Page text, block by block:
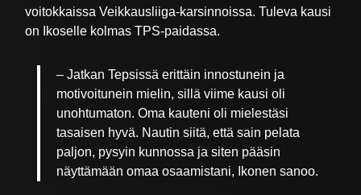
voitokkaissa Veikkausliiga-karsinnoissa. Tuleva kausi
on Ikoselle kolmas TPS-paidassa.
– Jatkan Tepsissä erittäin innostunein ja
motivoitunein mielin, sillä viime kausi oli
unohtumaton. Oma kauteni oli mielestäsi
tasaisen hyvä. Nautin siitä, että sain pelata
paljon, pysyin kunnossa ja siten pääsin
näyttämään omaa osaamistani, Ikonen sanoo.